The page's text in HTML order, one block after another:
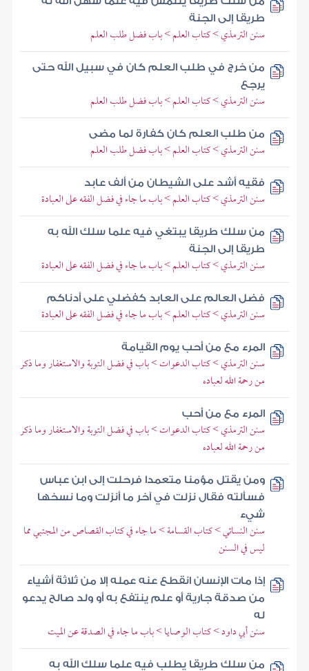
طريقا إلى الجنة
سنن الترمذي > كتاب العلم > باب فضل طلب العلم
من خرج في طلب العلم كان في سبيل الله حتى
يرجع
سنن الترمذي > كتاب العلم > باب فضل طلب العلم
من طلب العلم كان كفارة لما مضى
سنن الترمذي > كتاب العلم > باب فضل طلب العلم
فقيه أشد على الشيطان من ألف عابد
سنن الترمذي > كتاب العلم > باب ما جاء في فضل الفقه على العبادة
من سلك طريقا يبتغي فيه علما سلك الله به
طريقا إلى الجنة
سنن الترمذي > كتاب العلم > باب ما جاء في فضل الفقه على العبادة
فضل العالم على العابد كفضلي على أدناكم
سنن الترمذي > كتاب العلم > باب ما جاء في فضل الفقه على العبادة
المرء مع من أحب يوم القيامة
سنن الترمذي > كتاب الدعوات > باب في فضل التوبة والاستغفار وما ذكر
من رحمة الله لعباده
المرء مع من أحب
سنن الترمذي > كتاب الدعوات > باب في فضل التوبة والاستغفار وما ذكر
من رحمة الله لعباده
ومن يقتل مؤمنا متعمدا فرحلت إلى ابن عباس
فسألته فقال نزلت في آخر ما أنزلت وما نسخها
شيء
سنن النسائي > كتاب القسامة > ما جاء في كتاب القصاص من المجتبي مما
ليس في السنن
إذا مات الإنسان انقطع عنه عمله إلا من ثلاثة أشياء
من صدقة جارية أو علم ينتفع به أو ولد صالح يدعو
له
سنن أبي داود > كتاب الوصايا > باب ما جاء في الصدقة عن الميت
من سلك طريقا يطلب فيه علما سلك الله به